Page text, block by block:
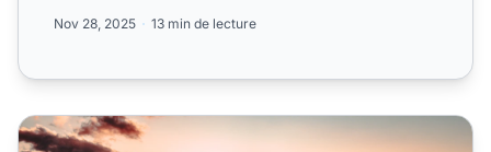
Nov 28, 2025 13 min de lecture
5 méthodes pour réussir l’onboarding des affiliés